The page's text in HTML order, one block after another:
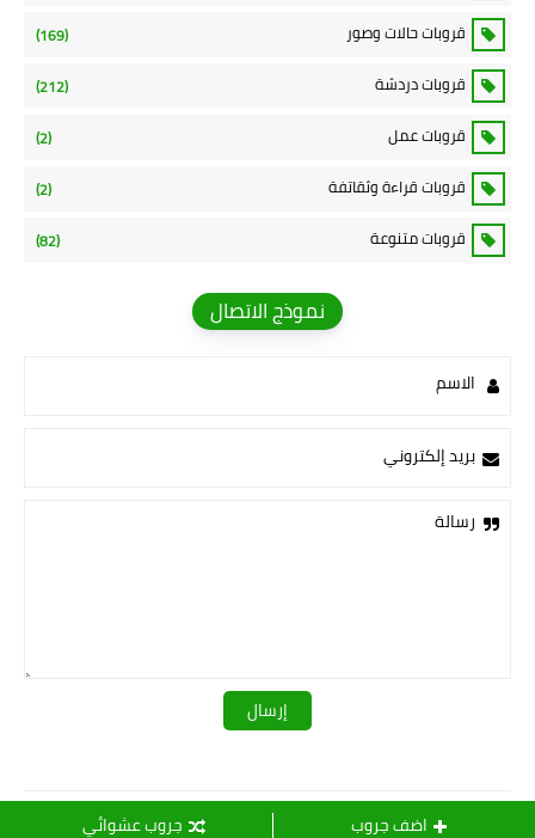
اضف جروب جروب عشوائي
قروبات حالات وصور (169)
قروبات دردشة (212)
قروبات عمل (2)
قروبات قراءة وثقاتفة (2)
قروبات متنوعة (82)
نموذج الاتصال
الاسم
بريد إلكتروني
رسالة
قـــــروبات ســ💛ــيدرا